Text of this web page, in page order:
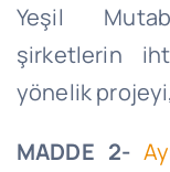
Yeşil
şirketlerin
yönelik
MADDE 2-